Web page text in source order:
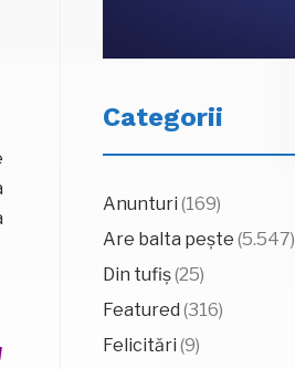
Categorii
Anunturi (169)
Are balta pește (5.547)
Din tufiș(25)
Featured (316)
Felicitări (9)